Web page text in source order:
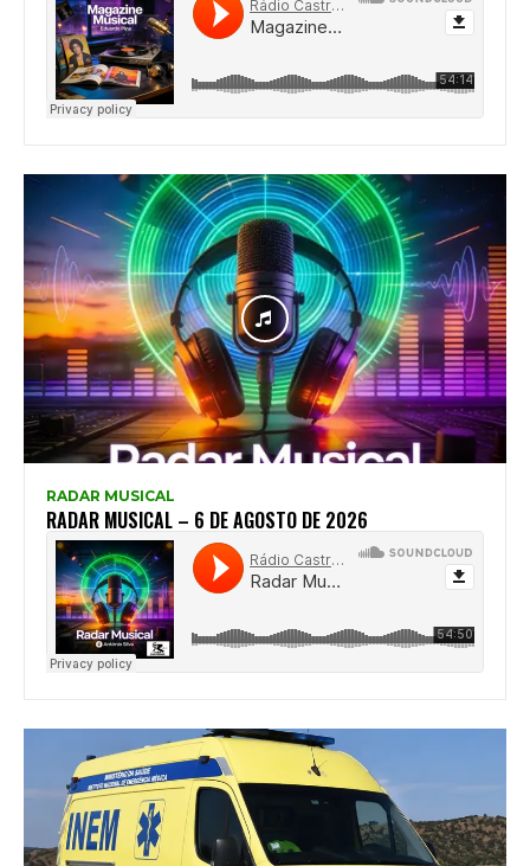
RADAR MUSICAL
RADAR MUSICAL – 6 DE AGOSTO DE 2026